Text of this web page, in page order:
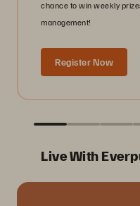
chance to win weekly
management!
Register Now
Live With